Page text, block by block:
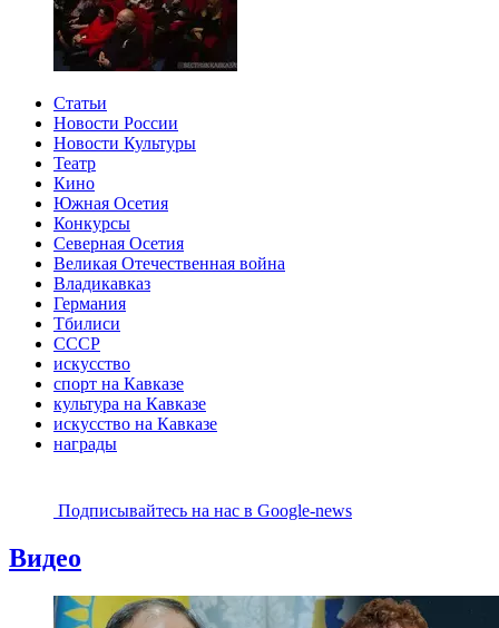
Статьи
Новости России
Новости Культуры
Театр
Кино
Южная Осетия
Конкурсы
Северная Осетия
Великая Отечественная война
Владикавказ
Германия
Тбилиси
СССР
искусство
спорт на Кавказе
культура на Кавказе
искусство на Кавказе
награды
Подписывайтесь на наc в Google-news
Видео